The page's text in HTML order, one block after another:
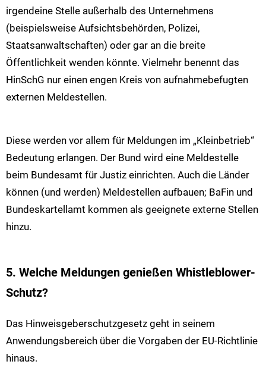
irgendeine Stelle außerhalb des Unternehmens
(beispielsweise Aufsichtsbehörden, Polizei,
Staatsanwaltschaften) oder gar an die breite
Öffentlichkeit wenden könnte. Vielmehr benennt das
HinSchG nur einen engen Kreis von aufnahmebefugten
externen Meldestellen.
Diese werden vor allem für Meldungen im „Kleinbetrieb“
Bedeutung erlangen. Der Bund wird eine Meldestelle
beim Bundesamt für Justiz einrichten. Auch die Länder
können (und werden) Meldestellen aufbauen; BaFin und
Bundeskartellamt kommen als geeignete externe Stellen
hinzu.
5. Welche Meldungen genießen Whistleblower-
Schutz?
Das Hinweisgeberschutzgesetz geht in seinem
Anwendungsbereich über die Vorgaben der EU-Richtlinie
hinaus.